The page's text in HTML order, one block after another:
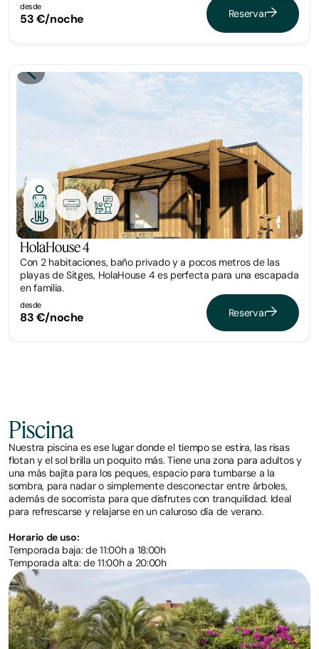
desde
53 €/noche Reservar
Tiny
x4
HolaHouse 4
Con 2 habitaciones, baño privado y a pocos metros de las
playas de Sitges, HolaHouse 4 es perfecta para una escapada
en familia.
desde
83 €/noche Reservar
Piscina
Nuestra piscina es ese lugar donde el tiempo se estira, las risas
flotan y el sol brilla un poquito más. Tiene una zona para adultos y
una más bajita para los peques, espacio para tumbarse a la
sombra, para nadar o simplemente desconectar entre árboles,
además de socorrista para que disfrutes con tranquilidad. Ideal
para refrescarse y relajarse en un caluroso día de verano.
Horario de uso:
Temporada baja: de 11:00h a 18:00h
Temporada alta: de 11:00h a 20:00h